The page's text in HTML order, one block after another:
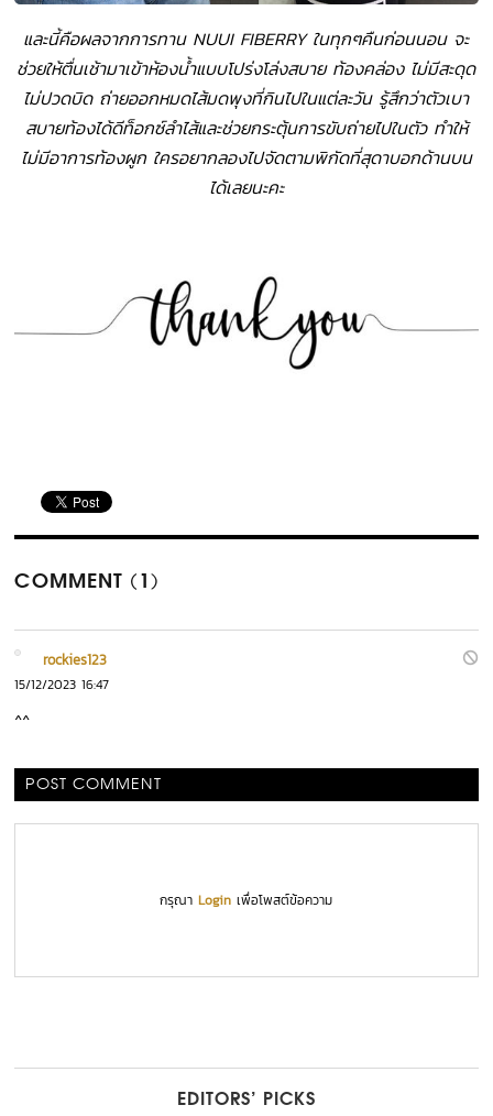
และนี้คือผลจากการทาน NUUI FIBERRY ในทุกๆคืนก่อนนอน จะ
ช่วยให้ตื่นเช้ามาเข้าห้องน้ำแบบโปร่งโล่งสบาย ท้องคล่อง ไม่มีสะดุด
ไม่ปวดบิด ถ่ายออกหมดไส้มดพุงที่กินไปในแต่ละวัน รู้สึกว่าตัวเบา
สบายท้องได้ดีท็อกซ์ลำไส้และช่วยกระตุ้นการขับถ่ายไปในตัว ทำให้
ไม่มีอาการท้องผูก ใครอยากลองไปจัดตามพิกัดที่สุดาบอกด้านบน
ได้เลยนะคะ
COMMENT (1)
rockies123
15/12/2023 16:47
^^
POST COMMENT
กรุณาLogin เพื่อโพสต์ข้อความ
EDITORS’ PICKS